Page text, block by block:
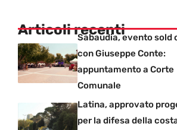
Articoli recentiSabaudia, evento sold
con Giuseppe Conte:
appuntamento a Corte
Comunale
Latina, approvato
per la difesa della